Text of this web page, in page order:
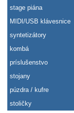
stage piána
MIDI/USB klávesnice
syntetizátory
kombá
príslušenstvo
stojany
púzdra / kufre
stoličky